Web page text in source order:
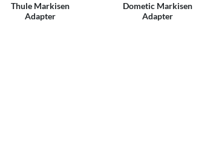
Thule Markisen
Adapter
Dometic Markisen
Adapter